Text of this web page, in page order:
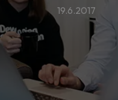
19.6.2017